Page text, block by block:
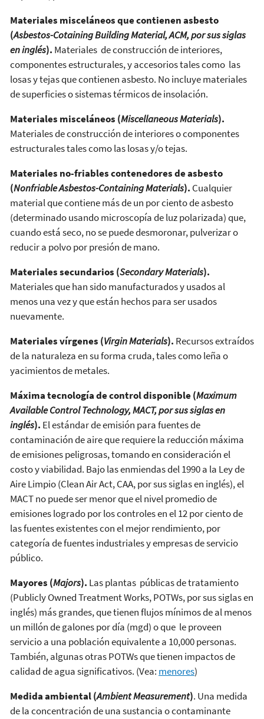
Materiales misceláneos que contienen asbesto
(Asbestos-Cotaining Building Material,ACM, por sus siglas
en inglés). Materiales de construcción de interiores,
componentes estructurales, y accesorios tales como las
losas y tejas que contienen asbesto. No incluye materiales
de superficies o sistemas térmicos de insolación.
Materiales misceláneos (Miscellaneous Materials).
Materiales de construcción de interiores o componentes
estructurales tales como las losas y/o tejas.
Materiales no-friables contenedores de asbesto
(Nonfriable Asbestos-Containing Materials). Cualquier
material que contiene más de un por ciento de asbesto
(determinado usando microscopía de luz polarizada) que,
cuando está seco, no se puede desmoronar, pulverizar o
reducir a polvo por presión de mano.
Materiales secundarios (Secondary Materials).
Materiales que han sido manufacturados y usados al
menos una vez y que están hechos para ser usados
nuevamente.
Materiales vírgenes (Virgin Materials). Recursos extraídos
de la naturaleza en su forma cruda, tales como leña o
yacimientos de metales.
Máxima tecnología de control disponible (Maximum
Available Control Technology, MACT, por sus siglas en
inglés). El estándar de emisión para fuentes de
contaminación de aire que requiere la reducción máxima
de emisiones peligrosas, tomando en consideración el
costo y viabilidad. Bajo las enmiendas del 1990 a la Ley de
Aire Limpio (Clean Air Act, CAA, por sus siglas en inglés), el
MACT no puede ser menor que el nivel promedio de
emisiones logrado por los controles en el 12 por ciento de
las fuentes existentes con el mejor rendimiento, por
categoría de fuentes industriales y empresas de servicio
público.
Mayores (Majors). Las plantas públicas de tratamiento
(Publicly Owned Treatment Works, POTWs, por sus siglas en
inglés) más grandes, que tienen flujos mínimos de al menos
un millón de galones por día (mgd) o que le proveen
servicio a una población equivalente a 10,000 personas.
También, algunas otras POTWs que tienen impactos de
calidad de agua significativos. (Vea: menores)
Medida ambiental (Ambient Measurement). Una medida
de la concentración de una sustancia o contaminante